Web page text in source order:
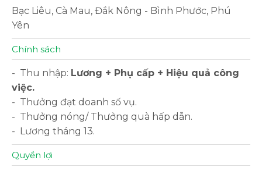
Bạc Liêu, Cà Mau, Đắk Nông - Bình Phước, Phú
Yên
Chính sách
- Thu nhập: Lương + Phụ cấp + Hiệu quả công
việc.
- Thưởng đạt doanh số vụ.
- Thưởng nóng/ Thưởng quà hấp dẫn.
- Lương tháng 13.
Quyền lợi